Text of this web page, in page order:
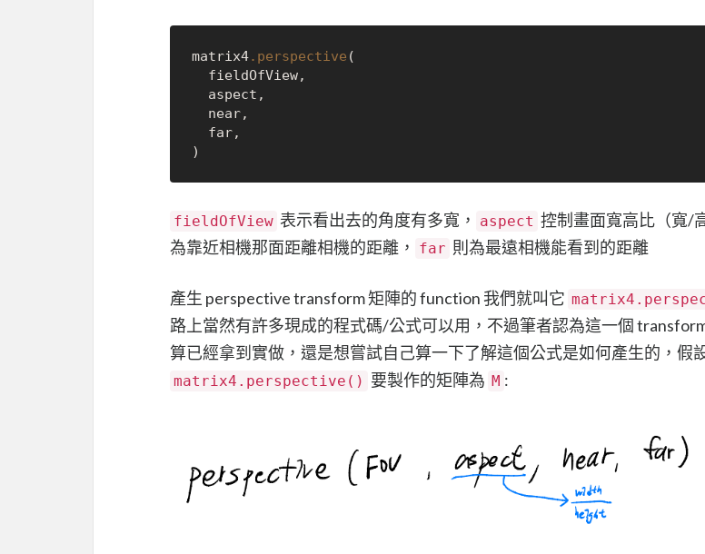
matrix4.perspective (
fieldOfView 表示看出去的角度有多寬， aspect 控制畫面寬高比（寬/
為靠近相機那面距離相機的距離， far 則為最遠相機能看到的距離
產生 perspective transform 矩陣的 function 我們就叫它
路上當然有許多現成的程式碼/公式可以用，不過筆者認為這一個
算已經拿到實做，還是想嘗試自己算一下了解這個公式是如何產生的，假
matrix4.perspective() 要製作的矩陣為 M :